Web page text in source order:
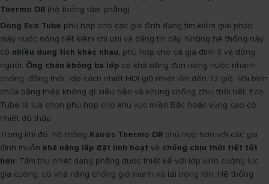
Thermo DR (hệ thống tấm phẳng).
Dòng Eco Tube phù hợp cho các gia đình đang tìm kiếm giải pháp
máy nước nóng tiết kiệm chi phí và đáng tin cậy. Những hệ thống này
có nhiều dung tích khác nhau, phù hợp cho cả gia đình ít và đông
người. Ống chân không ba lớp có khả năng đun nóng nước nhanh
chóng, đồng thời, lớp cách nhiệt HDI giữ nhiệt lên đến 72 giờ. Với bình
chứa bằng thép không gỉ siêu bền và khung chống chịu thời tiết, Eco
Tube là lựa chọn phù hợp cho khu vực miền Bắc hoặc vùng cao có
nhiệt độ thấp.
Trong khi đó, hệ thống Kairos Thermo DR phù hợp hơn với các gia
đình muốn khả năng lắp đặt linh hoạt và chống chịu thời tiết tốt
hơn. Tấm thu nhiệt dạng phẳng được thiết kế với lớp kính cường lực
gia cường, có khả năng chống gió mạnh và tải trọng lớn. Hệ thống